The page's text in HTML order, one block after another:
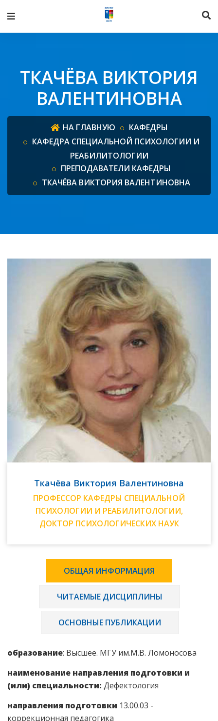
ТКАЧЁВА ВИКТОРИЯ
ВАЛЕНТИНОВНА
НА ГЛАВНУЮ
КАФЕДРЫ
КАФЕДРА СПЕЦИАЛЬНОЙ ПСИХОЛОГИИ И
РЕАБИЛИТОЛОГИИ
ПРЕПОДАВАТЕЛИ КАФЕДРЫ
ТКАЧЁВА ВИКТОРИЯ ВАЛЕНТИНОВНА
Ткачёва Виктория Валентиновна
ПРОФЕССОР КАФЕДРЫ СПЕЦИАЛЬНОЙ
ПСИХОЛОГИИ И РЕАБИЛИТОЛОГИИ,
ДОКТОР ПСИХОЛОГИЧЕСКИХ НАУК
ОБЩАЯ ИНФОРМАЦИЯ
ЧИТАЕМЫЕ ДИСЦИПЛИНЫ
ОСНОВНЫЕ ПУБЛИКАЦИИ
образование: Высшее. МГУ им.М.В. Ломоносова
наименование направления подготовки и
(или) специальности: Дефектология
направления подготовки 13.00.03 -
коррекционная педагогика